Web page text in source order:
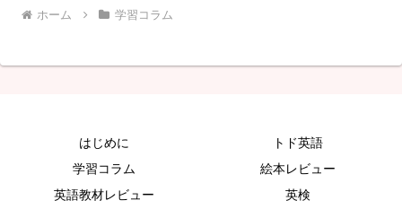
ホーム 学習コラム
はじめに
トド英語
学習コラム
絵本レビュー
英語教材レビュー
英検